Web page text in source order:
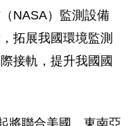
NASA）監測設備
拓展我國環境監測
接軌，提升我國國
將聯合美國、東南亞